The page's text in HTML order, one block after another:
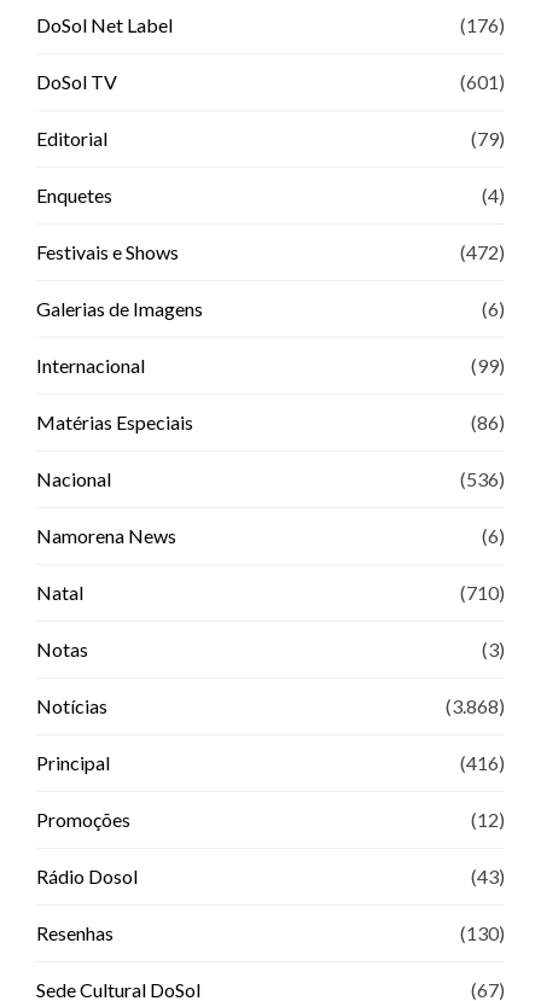
DoSol Net Label (176)
DoSol TV (601)
Editorial (79)
Enquetes (4)
Festivais e Shows (472)
Galerias de Imagens (6)
Internacional (99)
Matérias Especiais (86)
Nacional (536)
Namorena News (6)
Natal (710)
Notas (3)
Notícias (3.868)
Principal (416)
Promoções (12)
Rádio Dosol (43)
Resenhas (130)
Sede Cultural DoSol (67)